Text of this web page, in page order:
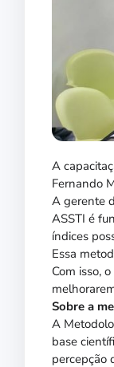
A
Fernando
A gerente
ASSTI é
índices
Essa
Com isso,
Sobre a
A
base
percepção